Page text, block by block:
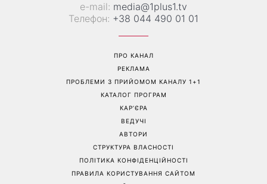
е-mail: media@1plus1.tv
Телефон: +38 044 490 01 01
ПРО КАНАЛ
РЕКЛАМА
ПРОБЛЕМИ З ПРИЙОМОМ КАНАЛУ 1+1
КАТАЛОГ ПРОГРАМ
КАР’ЄРА
ВЕДУЧІ
АВТОРИ
СТРУКТУРА ВЛАСНОСТІ
ПОЛІТИКА КОНФІДЕНЦІЙНОСТІ
ПРАВИЛА КОРИСТУВАННЯ САЙТОМ